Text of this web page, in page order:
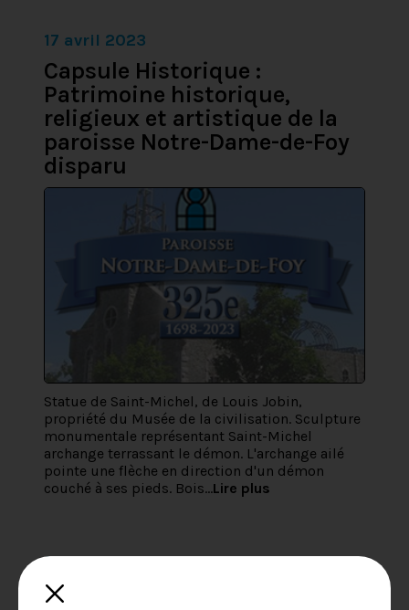
17 avril 2023
Capsule Historique :
Patrimoine historique,
religieux et artistique de la
paroisse Notre-Dame-de-Foy
disparu
Statue de Saint-Michel, de Louis Jobin,
propriété du Musée de la civilisation. Sculpture
monumentale représentant Saint-Michel
archange terrassant le démon. L'archange ailé
pointe une flèche en direction d'un démon
couché à ses pieds. Bois...Lire plus
14 avril 2023
Capsule historique : La mise